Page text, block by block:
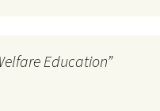
Education”